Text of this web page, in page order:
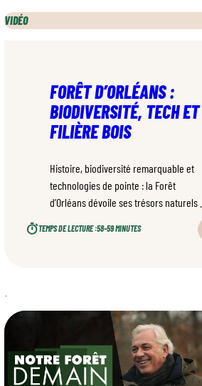
VIDÉO
FORÊT D’ORLÉANS :
BIODIVERSITÉ, TECH ET
FILIÈRE BOIS
Histoire, biodiversité remarquable et
technologies de pointe : la Forêt
d’Orléans dévoile ses trésors naturels et
TEMPS DE LECTURE :58–59 MINUTES